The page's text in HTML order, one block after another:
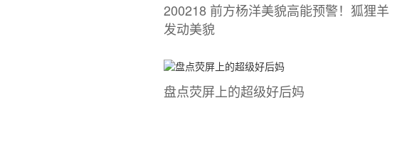
200218 前方杨洋美貌高能预警！狐狸羊
发动美貌
盘点荧屏上的超级好后妈